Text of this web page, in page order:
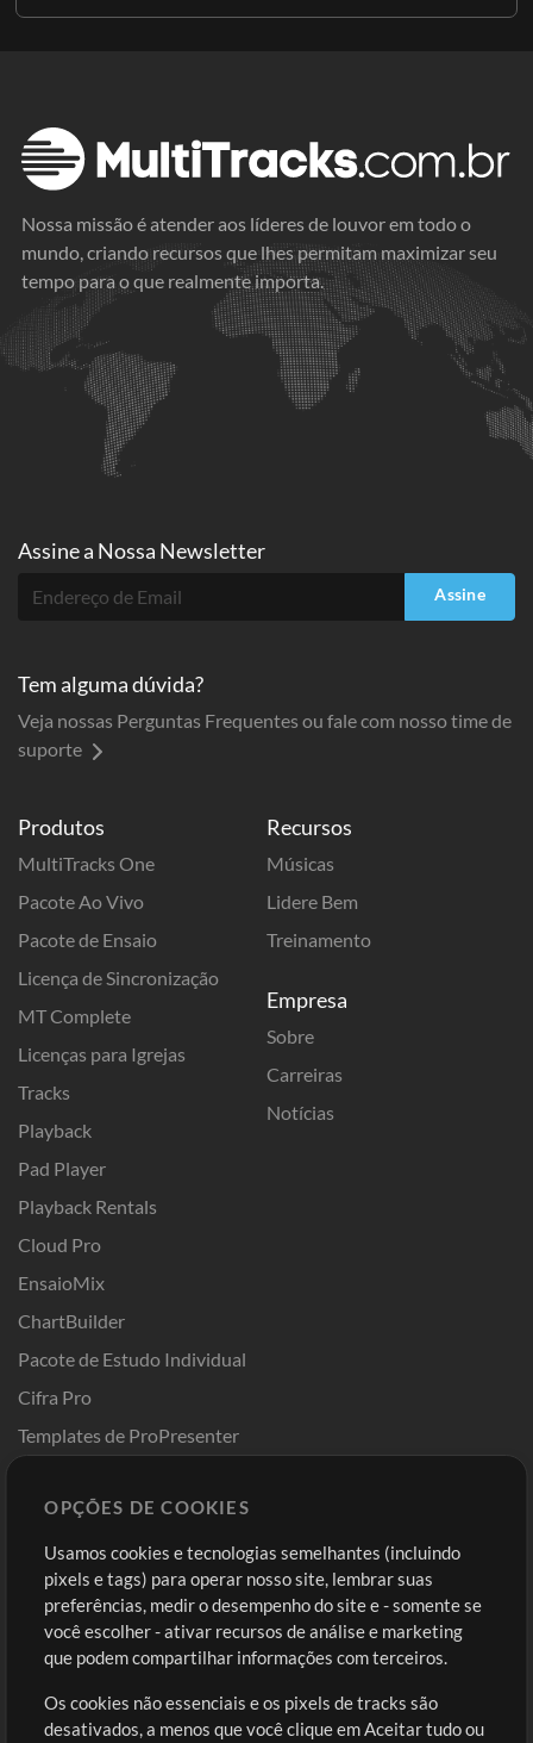
Nossa missão é atender aos líderes de louvor em todo o
mundo, criando recursos que lhes permitam maximizar seu
tempo para o que realmente importa.
Produtos
MultiTracks One
Pacote Ao Vivo
Pacote de Ensaio
Licença de Sincronização
MT Complete
Licenças para Igrejas
Tracks
Playback
Pad Player
Playback Rentals
Cloud Pro
EnsaioMix
ChartBuilder
Pacote de Estudo Individual
Cifra Pro
Templates de ProPresenter
Recursos
Músicas
Lidere Bem
Treinamento
Empresa
Sobre
Carreiras
Notícias
Comprar Créditos
Conteúdo Grátis
Solicite uma Música
Extras
Entre
Cadastre-se
Ir ao carrinho
Assine a Nossa Newsletter
Assine
Tem alguma dúvida?
Veja nossas Perguntas Frequentes ou fale com nosso time de
suporte
OPÇÕES DE COOKIES
Usamos cookies e tecnologias semelhantes (incluindo
pixels e tags) para operar nosso site, lembrar suas
preferências, medir o desempenho do site e - somente se
você escolher - ativar recursos de análise e marketing
que podem compartilhar informações com terceiros.
Os cookies não essenciais e os pixels de tracks são
desativados, a menos que você clique em Aceitar tudo ou